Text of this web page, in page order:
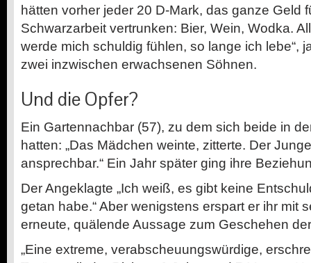
hätten vorher jeder 20 D-Mark, das ganze Geld
Schwarzarbeit vertrunken: Bier, Wein, Wodka.
werde mich schuldig fühlen, so lange ich lebe“,
zwei inzwischen erwachsenen Söhnen.
Und die Opfer?
Ein Gartennachbar (57), zu dem sich beide in
hatten: „Das Mädchen weinte, zitterte. Der
ansprechbar.“ Ein Jahr später ging ihre
Der Angeklagte „Ich weiß, es gibt keine
getan habe.“ Aber wenigstens erspart er ihr mit
erneute, quälende Aussage zum Geschehen
„Eine ex­tre­me, ver­ab­scheu­ungs­wür­di­ge,